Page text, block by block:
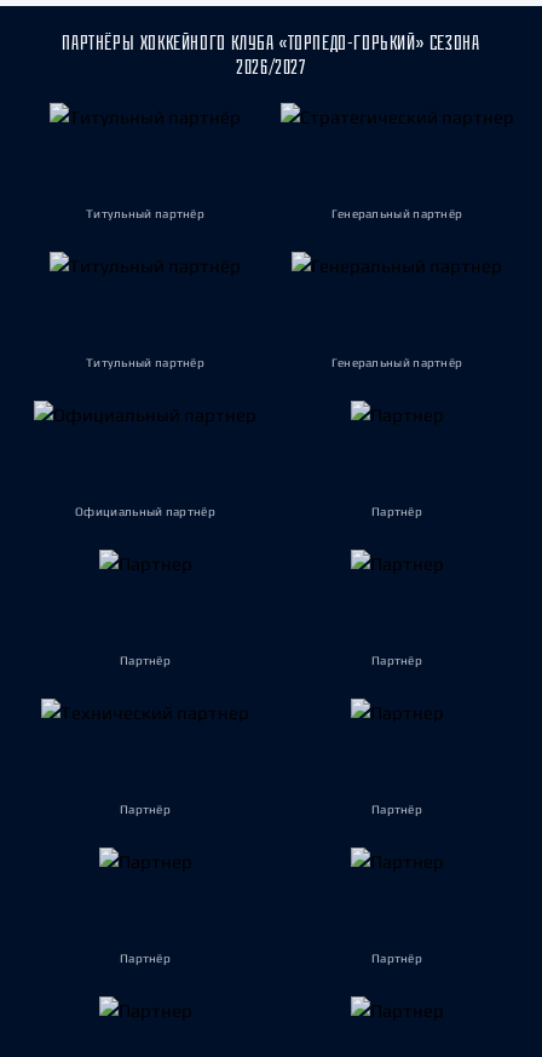
ПАРТНЁРЫ ХОККЕЙНОГО КЛУБА «ТОРПЕДО-ГОРЬКИЙ» СЕЗОНА
2026/2027
Титульный партнёр Генеральный партнёр
Титульный партнёр Генеральный партнёр
Официальный партнёр Партнёр
Партнёр Партнёр
Партнёр Партнёр
Партнёр Партнёр